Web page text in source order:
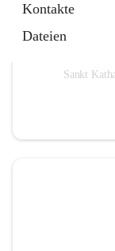
Kontakte
Dateien
Sankt